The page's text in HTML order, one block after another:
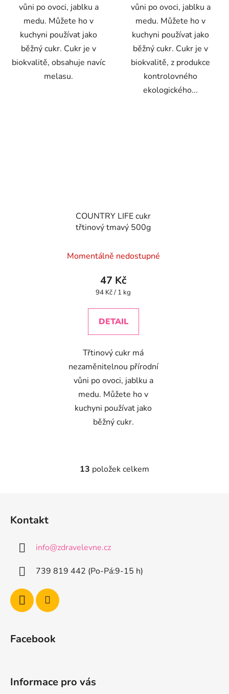
vůni po ovoci, jablku a
medu. Můžete ho v
kuchyni používat jako
běžný cukr. Cukr je v
biokvalitě, obsahuje navíc
melasu.
vůni po ovoci, jablku a
medu. Můžete ho v
kuchyni používat jako
běžný cukr. Cukr je v
biokvalitě, z produkce
kontrolovného
ekologického...
COUNTRY LIFE cukr
třtinový tmavý 500g
hodnocení
produktu
je
z
Momentálně nedostupné
47 Kč
Měrná
94 Kč / 1 kg
DETAIL
Třtinový cukr má
nezaměnitelnou přírodní
vůni po ovoci, jablku a
medu. Můžete ho v
kuchyni používat jako
běžný cukr.
O
p
r
13 položek celkem
Kontakt
info@zdravelevne.cz
739 819 442 (Po-Pá:9-15 h)
Facebook
Informace pro vás